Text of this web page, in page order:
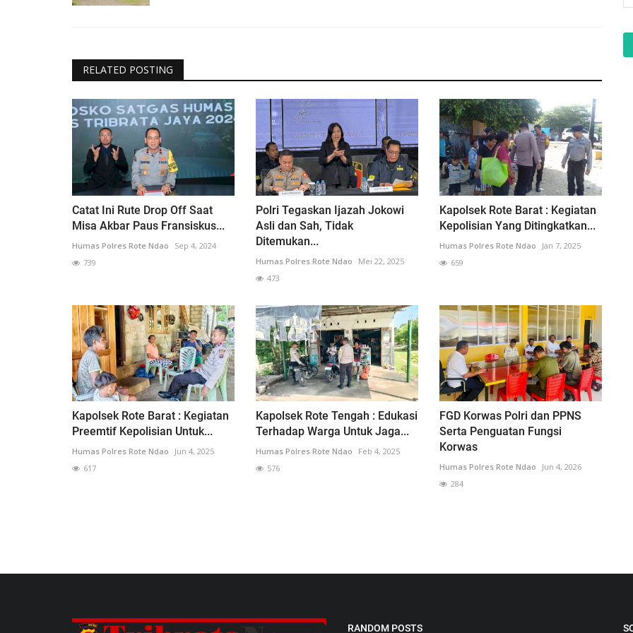
RELATED POSTING
Catat Ini Rute Drop Off Saat
Misa Akbar Paus Fransiskus...
Humas Polres Rote Ndao
Sep 4, 2024
739
Polri Tegaskan Ijazah Jokowi
Asli dan Sah, Tidak
Ditemukan...
Humas Polres Rote Ndao
Mei 22, 2025
473
Kapolsek Rote Barat : Kegiatan
Kepolisian Yang Ditingkatkan...
Humas Polres Rote Ndao
Jan 7, 2025
659
Kapolsek Rote Barat : Kegiatan
Preemtif Kepolisian Untuk...
Humas Polres Rote Ndao
Jun 4, 2025
617
Kapolsek Rote Tengah : Edukasi
Terhadap Warga Untuk Jaga...
Humas Polres Rote Ndao
Feb 4, 2025
576
FGD Korwas Polri dan PPNS
Serta Penguatan Fungsi
Korwas
Humas Polres Rote Ndao
Jun 4, 2026
284
RANDOM POSTS